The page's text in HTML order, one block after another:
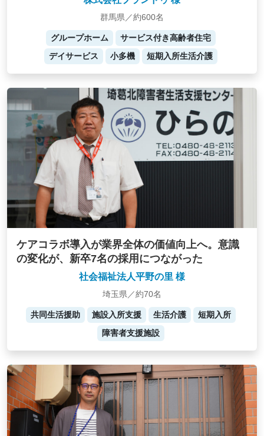
群馬県／約600名
グループホーム
サービス付き高齢者住宅
デイサービス
小多機 短期入所生活介護
ケアコラボ導入が業界全体の価値向上へ。意識
の変化が、新卒7名の採用につながった
社会福祉法人平野の里 様
埼玉県／約70名
共同生活援助 施設入所支援 生活介護
短期入所
障害者支援施設